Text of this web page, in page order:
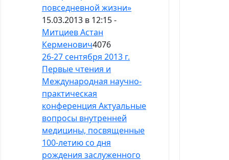
повседневной жизни»
15.03.2013 в 12:15 -
Митциев Астан
Керменович4076
26-27 сентября 2013 г.
Первые чтения и
Международная научно-
практическая
конференция Актуальные
вопросы внутренней
медицины, посвященные
100-летию со дня
рождения заслуженного